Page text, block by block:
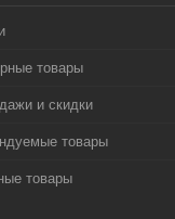
товары
и скидки
товары
товары